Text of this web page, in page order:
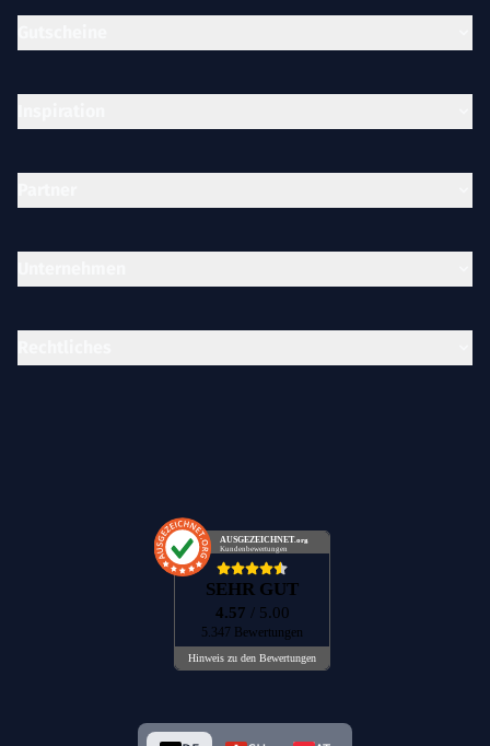
AUSGEZEICHNET.org
Kundenbewertungen
SEHR GUT
4.57 / 5.00
5.347 Bewertungen
Hinweis zu den Bewertungen